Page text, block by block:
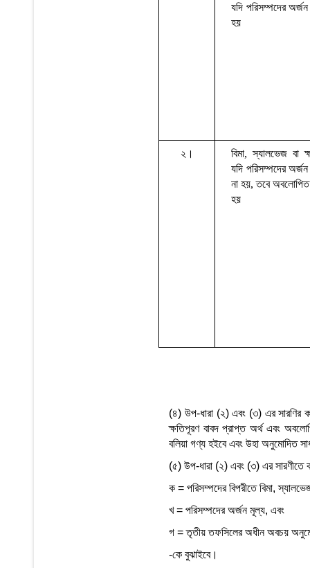
যদি পরিসম্পদের অর্জন
হয়
২। বিমা,স্যালভেজ বা
যদি পরিসম্পদের অর্জন
না হয়,তবে অবলোপিত
হয়
(৪) উপ-ধারা (২) এবং (৩) এর সারণির
ক্ষতিপূরণ বাবদ প্রাপ্ত অর্থ এবং
বলিয়া গণ্য হইবে এবং উহা অনুমোদিত
(৫) উপ-ধারা (২) এবং (৩) এর সারণীতে
ক = পরিসম্পদের বিপরীতে বিমা,
খ = পরিসম্পদের অর্জন মূল্য, এবং
গ = তৃতীয় তফসিলের অধীন অবচয়
-কে বুঝাইবে।